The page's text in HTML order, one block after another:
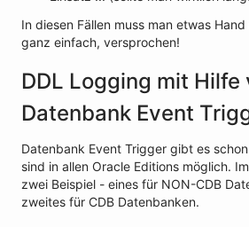
In diesen Fällen muss man etwas
ganz einfach, versprochen!
DDL Logging mit Hilfe
Datenbank Event
Datenbank Event Trigger gibt es
sind in allen Oracle Editions möglich.
zwei Beispiel - eines für NON-CDB
zweites für CDB Datenbanken.